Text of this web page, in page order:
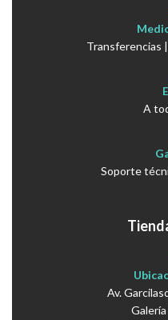
Transferencias
A
Soporte
Av.